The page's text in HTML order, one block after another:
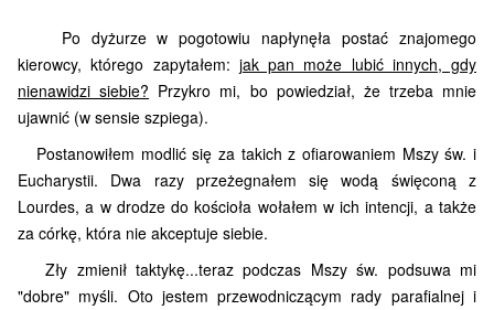
Po dyżurze w pogotowiu napłynęła postać znajomego
kierowcy, którego zapytałem: jak pan może lubić innych, gdy
nienawidzi siebie? Przykro mi, bo powiedział, że trzeba mnie
ujawnić (w sensie szpiega).
Postanowiłem modlić się za takich z ofiarowaniem Mszy św. i
Eucharystii. Dwa razy przeżegnałem się wodą święconą z
Lourdes, a w drodze do kościoła wołałem w ich intencji, a także
za córkę, która nie akceptuje siebie.
Zły zmienił taktykę...teraz podczas Mszy św. podsuwa mi
"dobre" myśli. Oto jestem przewodniczącym rady parafialnej i